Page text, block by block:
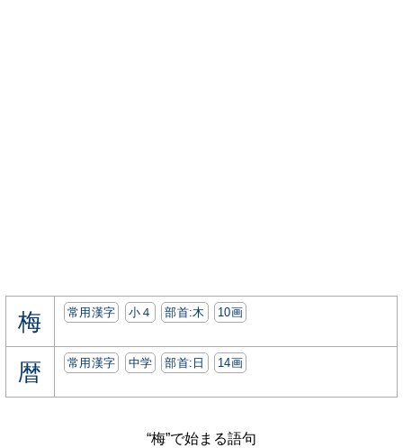
梅 常用漢字 小４ 部首:⽊ 10画
暦 常用漢字 中学 部首:⽇ 14画
“梅”で始まる語句